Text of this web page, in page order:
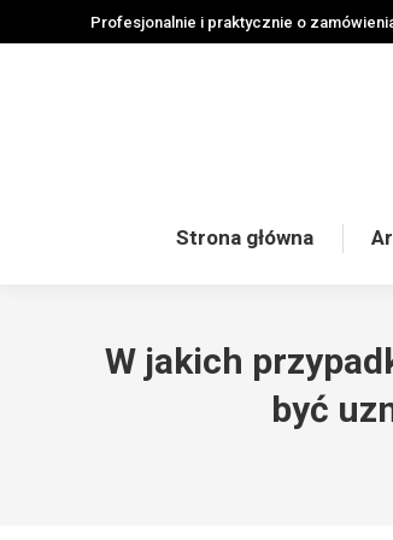
Profesjonalnie i praktycznie o
Strona główna
W jakich
być